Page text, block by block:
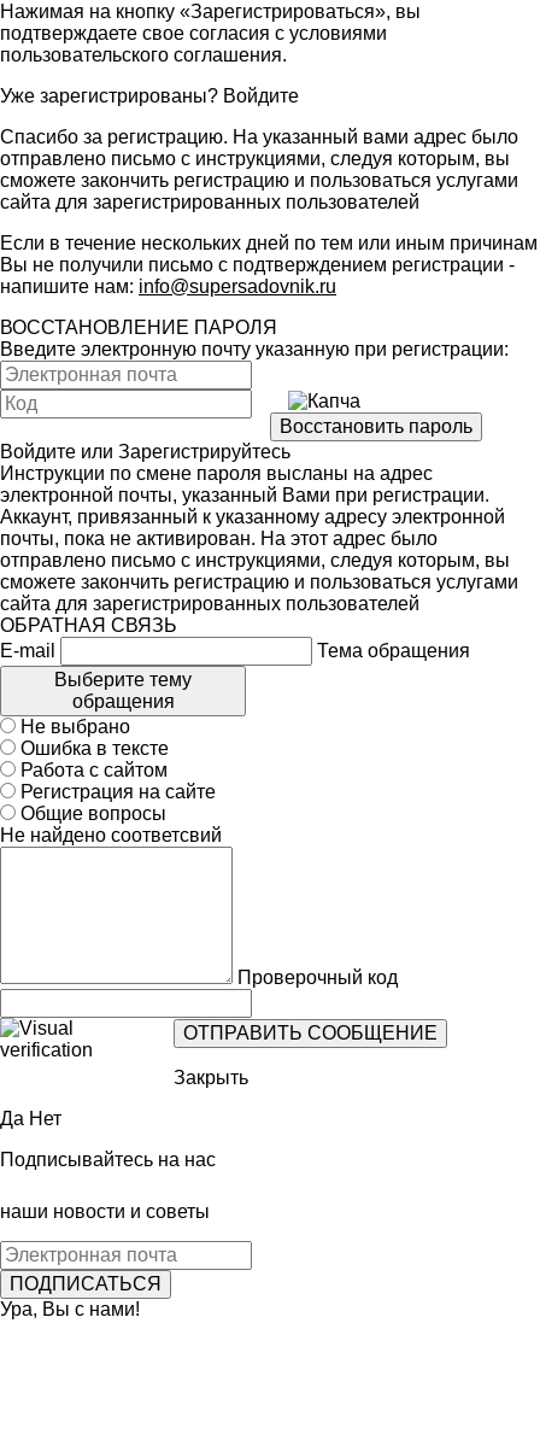
Нажимая на кнопку «Зарегистрироваться», вы
подтверждаете свое согласия с условиями
пользовательского соглашения.
Уже зарегистрированы? Войдите
Спасибо за регистрацию. На указанный вами адрес было
отправлено письмо с инструкциями, следуя которым, вы
сможете закончить регистрацию и пользоваться услугами
сайта для зарегистрированных пользователей
Если в течение нескольких дней по тем или иным причинам
Вы не получили письмо с подтверждением регистрации -
напишите нам: info@supersadovnik.ru
ВОССТАНОВЛЕНИЕ ПАРОЛЯ
Введите электронную почту указанную при регистрации:
Войдите или Зарегистрируйтесь
Инструкции по смене пароля высланы на адрес
электронной почты, указанный Вами при регистрации.
Аккаунт, привязанный к указанному адресу электронной
почты, пока не активирован. На этот адрес было
отправлено письмо с инструкциями, следуя которым, вы
сможете закончить регистрацию и пользоваться услугами
сайта для зарегистрированных пользователей
ОБРАТНАЯ СВЯЗЬ
E-mail
Тема обращения
Выберите тему
обращения
Не выбрано
Ошибка в тексте
Работа с сайтом
Регистрация на сайте
Общие вопросы
Не найдено соответсвий
Проверочный код
Закрыть
Да Нет
Подписывайтесь на нас
наши новости и советы
Ура, Вы с нами!